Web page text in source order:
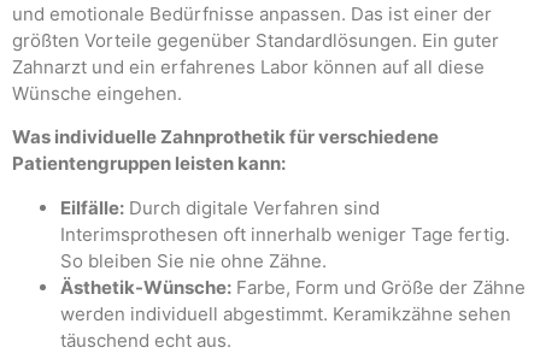
und emotionale Bedürfnisse anpassen. Das ist einer der
größten Vorteile gegenüber Standardlösungen. Ein guter
Zahnarzt und ein erfahrenes Labor können auf all diese
Wünsche eingehen.
Was individuelle Zahnprothetik für verschiedene
Patientengruppen leisten kann:
Eilfälle: Durch digitale Verfahren sind
Interimsprothesen oft innerhalb weniger Tage fertig.
So bleiben Sie nie ohne Zähne.
Ästhetik-Wünsche: Farbe, Form und Größe der Zähne
werden individuell abgestimmt. Keramikzähne sehen
täuschend echt aus.